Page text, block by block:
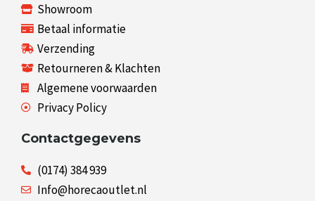
Showroom
Betaal informatie
Verzending
Retourneren & Klachten
Algemene voorwaarden
Privacy Policy
Contactgegevens
(0174) 384 939
Info@horecaoutlet.nl